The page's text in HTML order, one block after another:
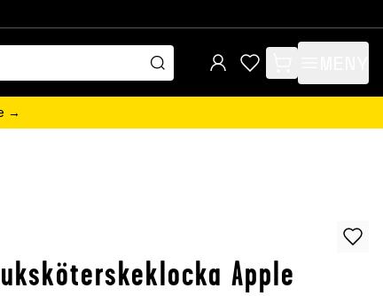
items in cart, view
→
Apple